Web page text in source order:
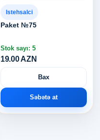
Istehsalci
Paket №75
Stok sayı: 5
19.00 AZN
Bax
Səbətə at